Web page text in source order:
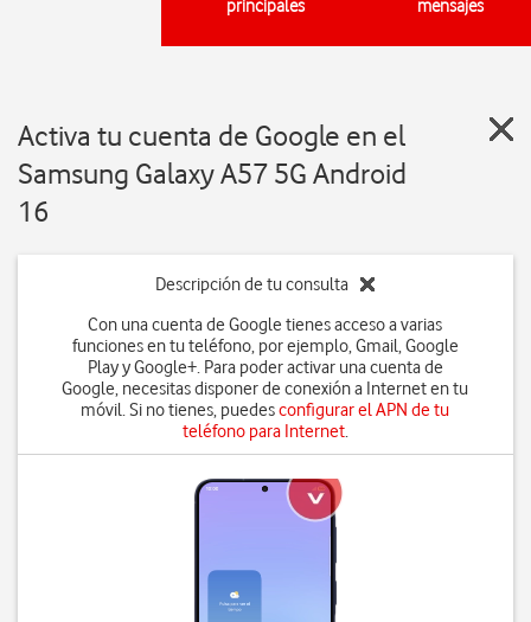
principales
mensajes
Activa tu cuenta de Google en el
Samsung Galaxy A57 5G Android
16
Descripción de tu consulta
Con una cuenta de Google tienes acceso a varias
funciones en tu teléfono, por ejemplo, Gmail, Google
Play y Google+. Para poder activar una cuenta de
Google, necesitas disponer de conexión a Internet en tu
móvil. Si no tienes, puedesconfigurar el APN de tu
teléfono para Internet.